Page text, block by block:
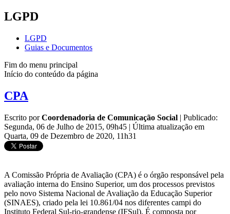
LGPD
LGPD
Guias e Documentos
Fim do menu principal
Início do conteúdo da página
CPA
Escrito porCoordenadoria de Comunicação Social | Publicado:
Segunda, 06 de Julho de 2015, 09h45 | Última atualização em
Quarta, 09 de Dezembro de 2020, 11h31
A Comissão Própria de Avaliação (CPA) é o órgão responsável pela
avaliação interna do Ensino Superior, um dos processos previstos
pelo novo Sistema Nacional de Avaliação da Educação Superior
(SINAES), criado pela lei 10.861/04 nos diferentes campi do
Instituto Federal Sul-rio-grandense (IFSul). É composta por